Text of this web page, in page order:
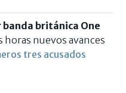
banda británica One
nuevos avances
tres acusados